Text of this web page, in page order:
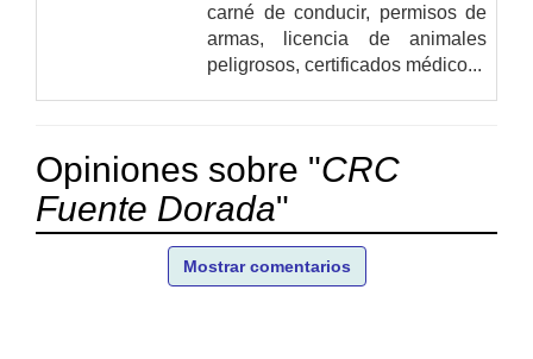
carné de conducir, permisos de
armas, licencia de animales
peligrosos, certificados médico...
Opiniones sobre "CRC
Fuente Dorada"
Mostrar comentarios